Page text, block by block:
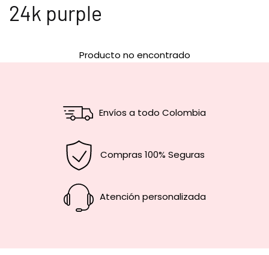
24k purple
Producto no encontrado
Envíos a todo Colombia
Compras 100% Seguras
Atención personalizada